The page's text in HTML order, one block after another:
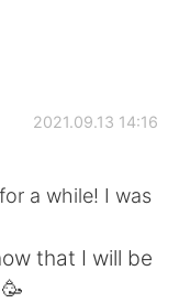
Обмена
2021.09.13 14:16
a while! I was
that I will be